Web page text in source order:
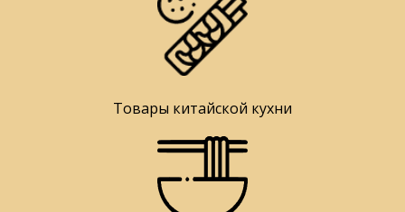
Товары китайской кухни